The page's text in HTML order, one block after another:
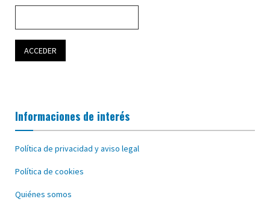
Informaciones de interés
Política de privacidad y aviso legal
Política de cookies
Quiénes somos